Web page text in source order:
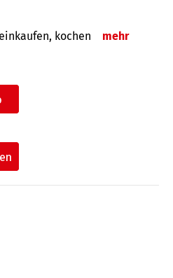
kochen mehr